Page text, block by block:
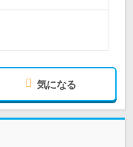
気になる